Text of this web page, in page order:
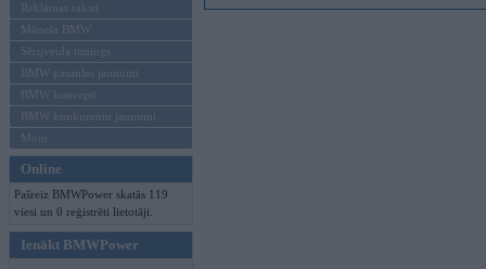
Reklāmas raksti
Mēneša BMW
Sērijveida tūnings
BMW pasaules jaunumi
BMW koncepti
BMW konkurentu jaunumi
Moto
Online
Pašreiz BMWPower skatās 119
viesi un 0 reģistrēti lietotāji.
Ienākt BMWPower